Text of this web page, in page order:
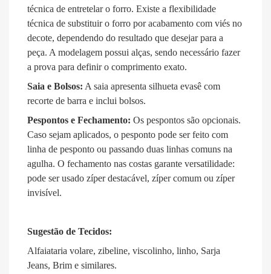
técnica de entretelar o forro. Existe a flexibilidade
técnica de substituir o forro por acabamento com viés no
decote, dependendo do resultado que desejar para a
peça. A modelagem possui alças, sendo necessário fazer
a prova para definir o comprimento exato.
Saia e Bolsos: A saia apresenta silhueta evasê com
recorte de barra e inclui bolsos.
Pespontos e Fechamento: Os pespontos são opcionais.
Caso sejam aplicados, o pesponto pode ser feito com
linha de pesponto ou passando duas linhas comuns na
agulha. O fechamento nas costas garante versatilidade:
pode ser usado zíper destacável, zíper comum ou zíper
invisível.
Sugestão de Tecidos:
Alfaiataria volare, zibeline, viscolinho, linho, Sarja
Jeans, Brim e similares.